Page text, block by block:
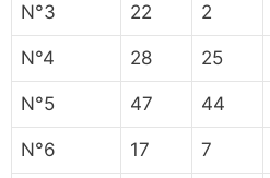
N°3 22 2
N°4 28 25
N°5 47 44
N°6 17 7